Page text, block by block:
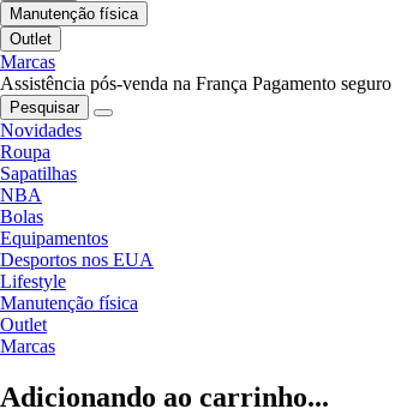
Manutenção física
Outlet
Marcas
Assistência pós-venda na França Pagamento seguro
Pesquisar
Novidades
Roupa
Sapatilhas
NBA
Bolas
Equipamentos
Desportos nos EUA
Lifestyle
Manutenção física
Outlet
Marcas
Adicionando ao carrinho...